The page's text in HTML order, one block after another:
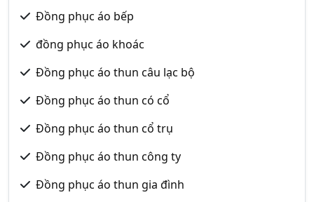
Đồng phục áo bếp
đồng phục áo khoác
Đồng phục áo thun câu lạc bộ
Đồng phục áo thun có cổ
Đồng phục áo thun cổ trụ
Đồng phục áo thun công ty
Đồng phục áo thun gia đình